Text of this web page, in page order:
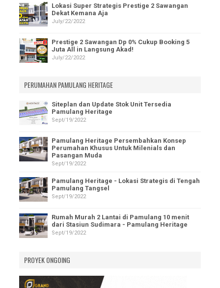
Lokasi Super Strategis Prestige 2 Sawangan
Dekat Kemana Aja
July/22/2022
Prestige 2 Sawangan Dp 0% Cukup Booking 5
Juta All in Langsung Akad!
July/22/2022
PERUMAHAN PAMULANG HERITAGE
Siteplan dan Update Stok Unit Tersedia
Pamulang Heritage
Sept/19/2022
Pamulang Heritage Persembahkan Konsep
Perumahan Khusus Untuk Milenials dan
Pasangan Muda
Sept/19/2022
Pamulang Heritage - Lokasi Strategis di Tengah
Pamulang Tangsel
Sept/19/2022
Rumah Murah 2 Lantai di Pamulang 10 menit
dari Stasiun Sudimara - Pamulang Heritage
Sept/19/2022
PROYEK ONGOING